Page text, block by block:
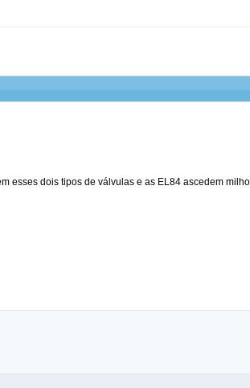
esses dois tipos de válvulas e as EL84 ascedem